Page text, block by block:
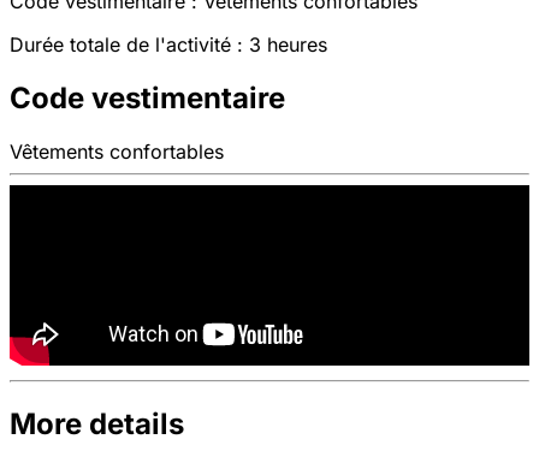
Durée totale de l'activité : 3 heures
Code vestimentaire
Vêtements confortables
More details